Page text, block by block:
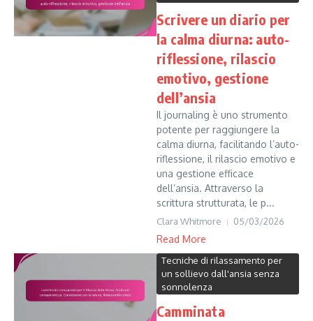
Scrivere un diario per
la calma diurna: auto-
riflessione, rilascio
emotivo, gestione
dell’ansia
Il journaling è uno strumento
potente per raggiungere la
calma diurna, facilitando l’auto-
riflessione, il rilascio emotivo e
una gestione efficace
dell’ansia. Attraverso la
scrittura strutturata, le p...
Clara Whitmore 05/03/2026
Read More
Tecniche di rilassamento per
un sollievo dall'ansia senza
sonnolenza
Camminata